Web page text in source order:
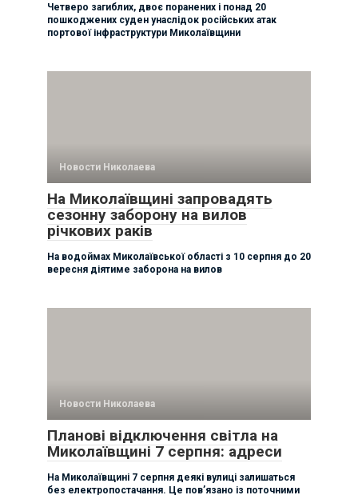
Четверо загиблих, двоє поранених і понад 20
пошкоджених суден унаслідок російських атак
портової інфраструктури Миколаївщини
Новости Николаева
На Миколаївщині запровадять
сезонну заборону на вилов
річкових раків
На водоймах Миколаївської області з 10 серпня до 20
вересня діятиме заборона на вилов
Новости Николаева
Планові відключення світла на
Миколаївщині 7 серпня: адреси
На Миколаївщині 7 серпня деякі вулиці залишаться
без електропостачання. Це пов’язано із поточними